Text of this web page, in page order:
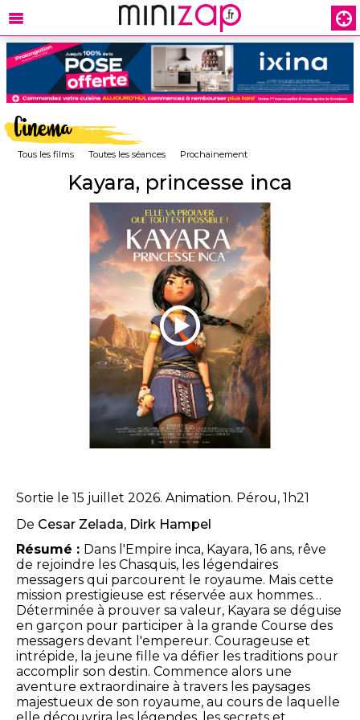
Cinema
Tous les films Toutes les séances Prochainement
Kayara, princesse inca
Sortie le 15 juillet 2026. Animation. Pérou, 1h21
De Cesar Zelada, Dirk Hampel
Résumé : Dans l'Empire inca, Kayara, 16 ans, rêve
de rejoindre les Chasquis, les légendaires
messagers qui parcourent le royaume. Mais cette
mission prestigieuse est réservée aux hommes…
Déterminée à prouver sa valeur, Kayara se déguise
en garçon pour participer à la grande Course des
messagers devant l'empereur. Courageuse et
intrépide, la jeune fille va défier les traditions pour
accomplir son destin. Commence alors une
aventure extraordinaire à travers les paysages
majestueux de son royaume, au cours de laquelle
elle découvrira les légendes, les secrets et